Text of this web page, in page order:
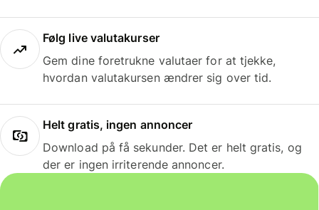
Følg live valutakurser
Gem dine foretrukne valutaer for at tjekke,
hvordan valutakursen ændrer sig over tid.
Helt gratis, ingen annoncer
Download på få sekunder. Det er helt gratis, og
der er ingen irriterende annoncer.